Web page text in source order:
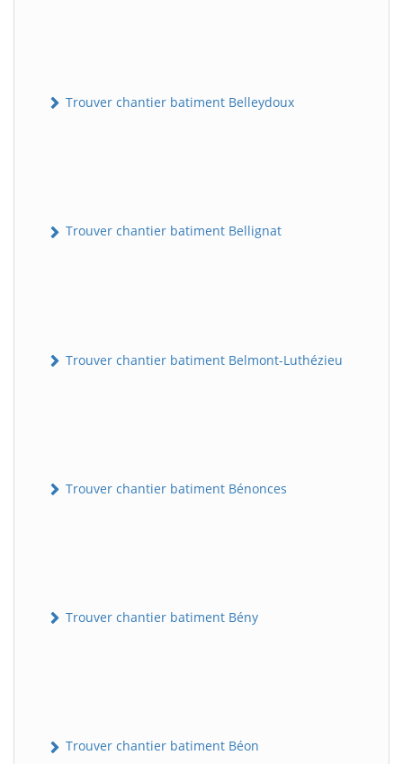
Trouver chantier batiment Belleydoux
Trouver chantier batiment Bellignat
Trouver chantier batiment Belmont-Luthézieu
Trouver chantier batiment Bénonces
Trouver chantier batiment Bény
Trouver chantier batiment Béon